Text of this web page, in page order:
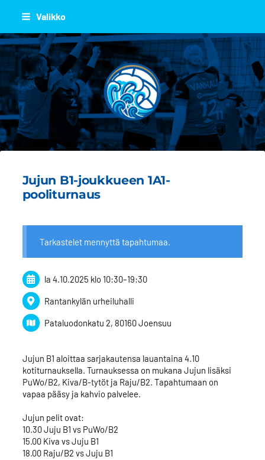
Siirry
sivun
sisältöön
Valikko
JOEN JUJU
Jujun B1-joukkueen 1A1-
pooliturnaus
Tarkastelet mennyttä tapahtumaa.
la 4.10.2025 klo 10:30–19:30
Rantankylän urheiluhalli
Pataluodonkatu 2, 80160 Joensuu
Jujun B1 aloittaa sarjakautensa lauantaina 4.10
kotiturnauksella. Turnauksessa on mukana Jujun lisäksi
PuWo/B2, Kiva/B-tytöt ja Raju/B2. Tapahtumaan on
vapaa pääsy ja kahvio palvelee.
Jujun pelit ovat:
10.30 Juju B1 vs PuWo/B2
15.00 Kiva vs Juju B1
18.00 Raju/B2 vs Juju B1